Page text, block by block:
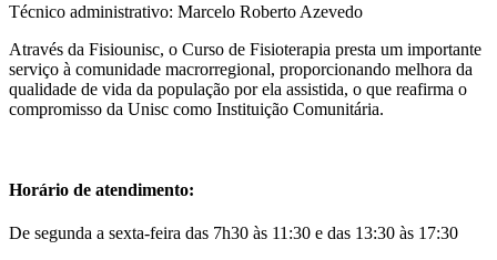
Técnico administrativo: Marcelo Roberto Azevedo
Através da Fisiounisc, o Curso de Fisioterapia presta um importante
serviço à comunidade macrorregional, proporcionando melhora da
qualidade de vida da população por ela assistida, o que reafirma o
compromisso da Unisc como Instituição Comunitária.
Horário de atendimento:
De segunda a sexta-feira das 7h30 às 11:30 e das 13:30 às 17:30